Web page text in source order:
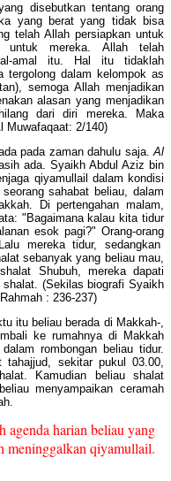
disebutkan tentang orang
yang berat yang tidak bisa
telah Allah persiapkan untuk
untuk mereka. Allah telah
amal itu. Hal itu tidaklah
tergolong dalam kelompok as
semoga Allah menjadikan
alasan yang menjadikan
dari diri mereka. Maka
Muwafaqaat: 2/140)
pada zaman dahulu saja.Al
ada. Syaikh Abdul Aziz bin
qiyamullail dalam kondisi
sahabat beliau, dalam
Di pertengahan malam,
"Bagaimana kalau kita tidur
esok pagi?" Orang-orang
mereka tidur, sedangkan
sebanyak yang beliau mau,
Shubuh, mereka dapati
(Sekilas biografi Syaikh
: 236-237)
itu beliau berada di Makkah-,
ke rumahnya di Makkah
rombongan beliau tidur.
sekitar pukul 03.00,
Kamudian beliau shalat
menyampaikan ceramah
agenda harian beliau yang
meninggalkan qiyamullail.